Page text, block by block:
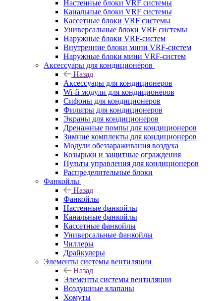
Настенные блоки VRF системы
Канальные блоки VRF системы
Кассетные блоки VRF системы
Универсальные блоки VRF системы
Наружные блоки VRF-систем
Внутренние блоки мини VRF-систем
Наружные блоки мини VRF-систем
Аксессуары для кондиционеров
Назад
Аксессуары для кондиционеров
Wi-fi модули для кондиционеров
Сифоны для кондиционеров
Фильтры для кондиционеров
Экраны для кондиционеров
Дренажные помпы для кондиционеров
Зимние комплекты для кондиционеров
Модули обеззараживания воздуха
Козырьки и защитные ограждения
Пульты управления для кондиционеров
Распределительные блоки
Фанкойлы
Назад
Фанкойлы
Настенные фанкойлы
Канальные фанкойлы
Кассетные фанкойлы
Универсальные фанкойлы
Чиллеры
Драйкулеры
Элементы системы вентиляции
Назад
Элементы системы вентиляции
Воздушные клапаны
Хомуты